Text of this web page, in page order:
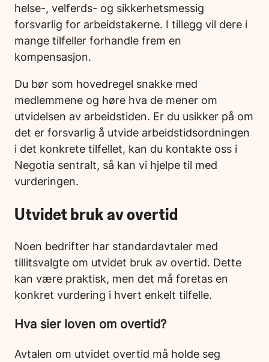
helse-, velferds- og sikkerhetsmessig
forsvarlig for arbeidstakerne. I tillegg vil dere i
mange tilfeller forhandle frem en
kompensasjon.
Du bør som hovedregel snakke med
medlemmene og høre hva de mener om
utvidelsen av arbeidstiden. Er du usikker på om
det er forsvarlig å utvide arbeidstidsordningen
i det konkrete tilfellet, kan du kontakte oss i
Negotia sentralt, så kan vi hjelpe til med
vurderingen.
Utvidet bruk av overtid
Noen bedrifter har standardavtaler med
tillitsvalgte om utvidet bruk av overtid. Dette
kan være praktisk, men det må foretas en
konkret vurdering i hvert enkelt tilfelle.
Hva sier loven om overtid?
Avtalen om utvidet overtid må holde seg